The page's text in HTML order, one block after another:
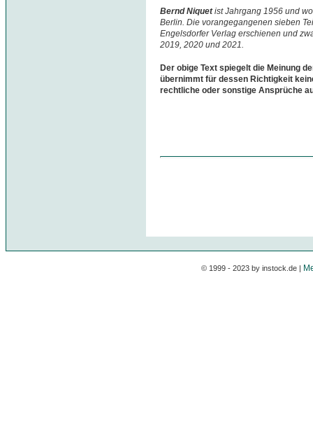
Bernd Niquetist Jahrgang 1956 und
Berlin. Die vorangegangenen sieben
Engelsdorfer Verlag erschienen und
2019, 2020 und 2021.
Der obige Text spiegelt die Meinung
übernimmt für dessen Richtigkeit
rechtliche oder sonstige Ansprüche
© 1999 - 2023 by instock.de |